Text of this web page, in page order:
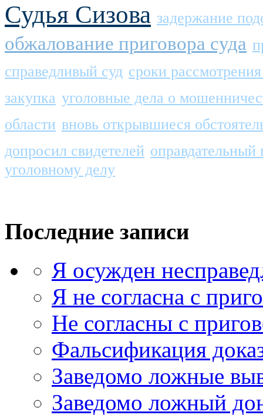
Судья Сизова задержание
обжалование приговора суда
справедливый суд сроки
закупка уголовные дела о
области вновь открывшиеся
допросил свидетелей оправдательный
уголовному делу
Последние записи
Я осужден
Я не согласна с
Не согласны с
Фальсификация
Заведомо ложные
Заведомо ложный